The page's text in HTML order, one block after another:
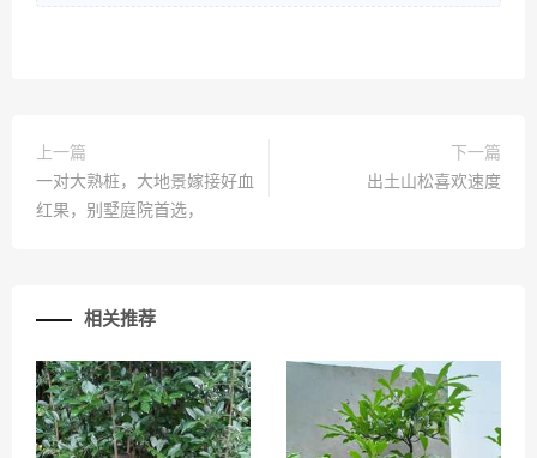
上一篇
一对大熟桩，大地景嫁接好血
红果，别墅庭院首选，
下一篇
出土山松喜欢速度
相关推荐